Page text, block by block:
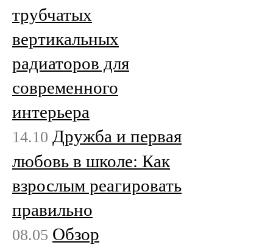
трубчатых
вертикальных
радиаторов для
современного
интерьера
14.10 Дружба и первая
любовь в школе: Как
взрослым реагировать
правильно
08.05 Обзор